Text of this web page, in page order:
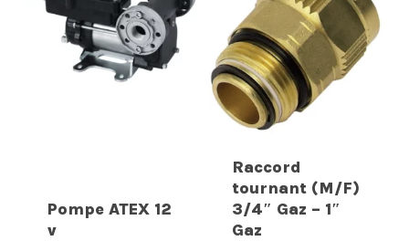
Pompe ATEX 12
v
Raccord
tournant (M/F)
3/4″ Gaz – 1″
Gaz